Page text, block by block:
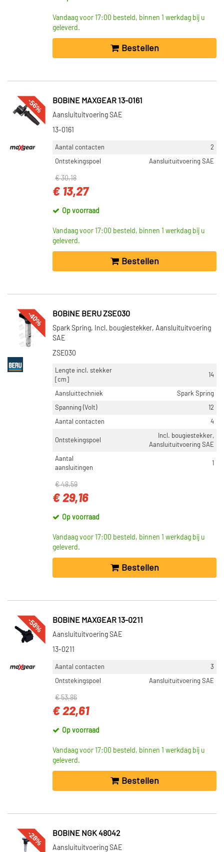
Vandaag voor 17:00 besteld, binnen 1 werkdag bij u
geleverd.
Bestellen
-56% BOBINE MAXGEAR 13-0161
Aansluituitvoering SAE
13-0161
Aantal contacten
2
Ontstekingspoel
Aansluituitvoering SAE
€ 30,18
€ 13,27
Op voorraad
Vandaag voor 17:00 besteld, binnen 1 werkdag bij u
geleverd.
Bestellen
-40% BOBINE BERU ZSE030
Spark Spring, Incl. bougiestekker, Aansluituitvoering
SAE
ZSE030
Lengte incl. stekker
[cm]
14
Aansluittechniek
Spark Spring
Spanning (Volt)
12
Aantal contacten
4
Ontstekingspoel
Incl. bougiestekker,
Aansluituitvoering SAE
Aantal
aansluitingen
1
€ 48,59
€ 29,16
Op voorraad
Vandaag voor 17:00 besteld, binnen 1 werkdag bij u
geleverd.
Bestellen
-58% BOBINE MAXGEAR 13-0211
Aansluituitvoering SAE
13-0211
Aantal contacten
3
Ontstekingspoel
Aansluituitvoering SAE
€ 53,86
€ 22,61
Op voorraad
Vandaag voor 17:00 besteld, binnen 1 werkdag bij u
geleverd.
Bestellen
-28% BOBINE NGK 48042
Aansluituitvoering SAE